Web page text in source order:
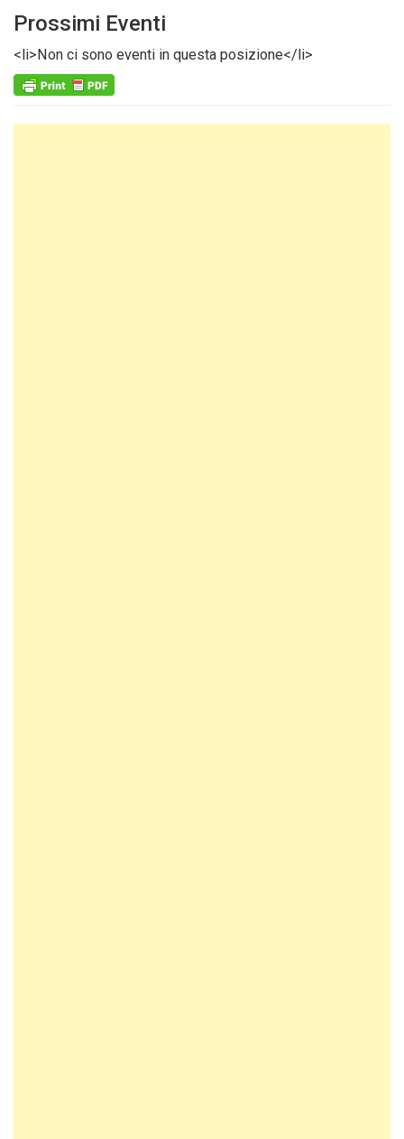
Prossimi Eventi
<li>Non ci sono eventi in questa posizione</li>